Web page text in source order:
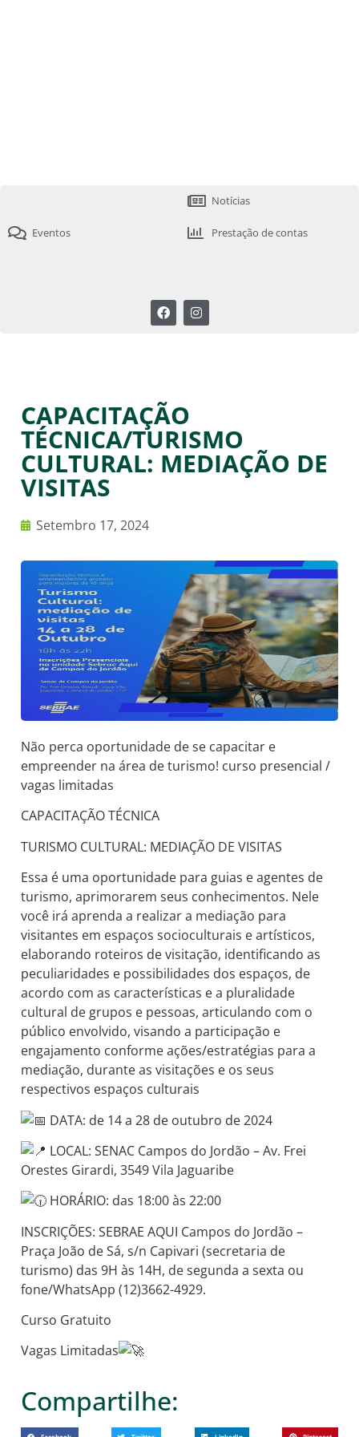
Notícias
Eventos Prestação de contas
CAPACITAÇÃO
TÉCNICA/TURISMO
CULTURAL: MEDIAÇÃO DE
VISITAS
Setembro 17, 2024
Não perca oportunidade de se capacitar e
empreender na área de turismo! curso presencial /
vagas limitadas
CAPACITAÇÃO TÉCNICA
TURISMO CULTURAL: MEDIAÇÃO DE VISITAS
Essa é uma oportunidade para guias e agentes de
turismo, aprimorarem seus conhecimentos. Nele
você irá aprenda a realizar a mediação para
visitantes em espaços socioculturais e artísticos,
elaborando roteiros de visitação, identificando as
peculiaridades e possibilidades dos espaços, de
acordo com as características e a pluralidade
cultural de grupos e pessoas, articulando com o
público envolvido, visando a participação e
engajamento conforme ações/estratégias para a
mediação, durante as visitações e os seus
respectivos espaços culturais
DATA: de 14 a 28 de outubro de 2024
LOCAL: SENAC Campos do Jordão – Av. Frei
Orestes Girardi, 3549 Vila Jaguaribe
HORÁRIO: das 18:00 às 22:00
INSCRIÇÕES: SEBRAE AQUI Campos do Jordão –
Praça João de Sá, s/n Capivari (secretaria de
turismo) das 9H às 14H, de segunda a sexta ou
fone/WhatsApp (12)3662-4929.
Curso Gratuito
Vagas Limitadas
Compartilhe: